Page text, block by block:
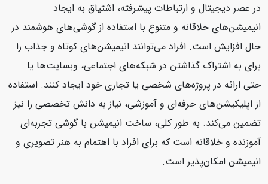
در عصر دیجیتال و ارتباطات پیشرفته، اشتیاق به ایجاد
انیمیشن‌های خلاقانه و متنوع با استفاده از گوشی‌های هوشمند در
حال افزایش است. افراد می‌توانند انیمیشن‌های کوتاه و جذاب را
برای به اشتراک گذاشتن در شبکه‌های اجتماعی، وبسایت‌ها یا
حتی ارائه در پروژه‌های شخصی یا تجاری خود ایجاد کنند. استفاده
از اپلیکیشن‌های حرفه‌ای و آموزشی، نیاز به دانش تخصصی را نیز
تضمین می‌کند. به طور کلی، ساخت انیمیشن با گوشی تجربه‌ای
آموزنده و خلاقانه است که برای افراد با اهتمام به هنر تصویری و
انیمیشن امکان‌پذیر است.